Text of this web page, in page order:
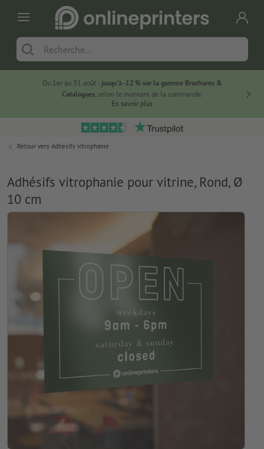
Du 1er au 31 août : jusqu’à -12 % sur la gamme Brochures &
Catalogues, selon le montant de la commande.
En savoir plus
Retour vers Adhésifs vitrophanie
Adhésifs vitrophanie pour vitrine, Rond, Ø
10 cm